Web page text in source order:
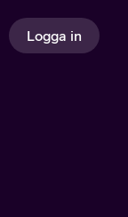
Logga in